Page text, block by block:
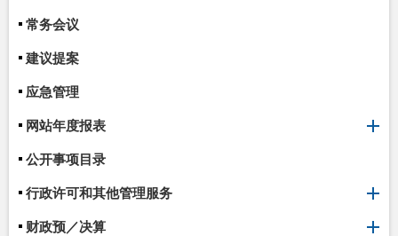
常务会议
建议提案
应急管理
网站年度报表
公开事项目录
行政许可和其他管理服务
财政预／决算